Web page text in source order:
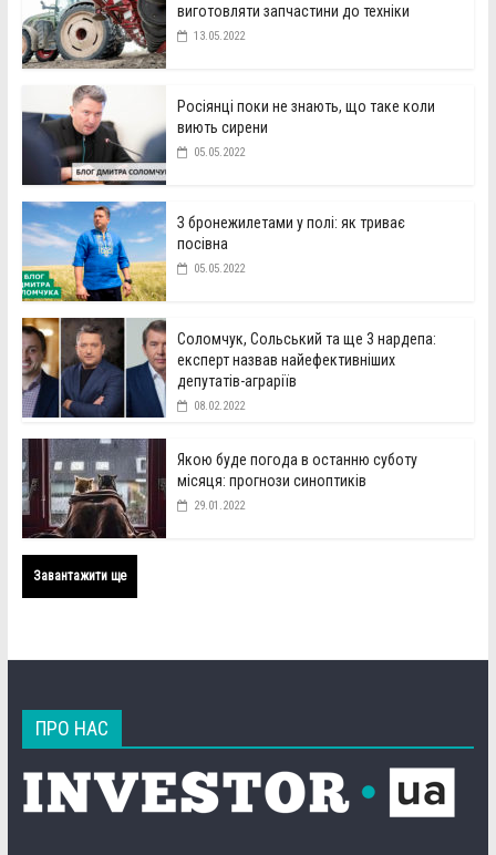
виготовляти запчастини до техніки
13.05.2022
Росіянці поки не знають, що таке коли
виють сирени
05.05.2022
З бронежилетами у полі: як триває
посівна
05.05.2022
Соломчук, Сольський та ще 3 нардепа:
експерт назвав найефективніших
депутатів-аграріїв
08.02.2022
Якою буде погода в останню суботу
місяця: прогнози синоптиків
29.01.2022
Завантажити ще
ПРО НАС